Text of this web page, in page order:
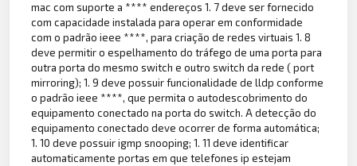
mac com suporte a **** endereços 1. 7 deve ser fornecido
com capacidade instalada para operar em conformidade
com o padrão ieee ****, para criação de redes virtuais 1. 8
deve permitir o espelhamento do tráfego de uma porta para
outra porta do mesmo switch e outro switch da rede ( port
mirroring); 1. 9 deve possuir funcionalidade de lldp conforme
o padrão ieee ****, que permita o autodescobrimento do
equipamento conectado na porta do switch. A detecção do
equipamento conectado deve ocorrer de forma automática;
1. 10 deve possuir igmp snooping; 1. 11 deve identificar
automaticamente portas em que telefones ip estejam